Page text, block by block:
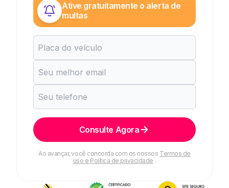
Ative gratuitamente o alerta de
multas
Consulte Agora
Ao avançar, você concorda com os nossos Termos de
uso e Política de privacidade .